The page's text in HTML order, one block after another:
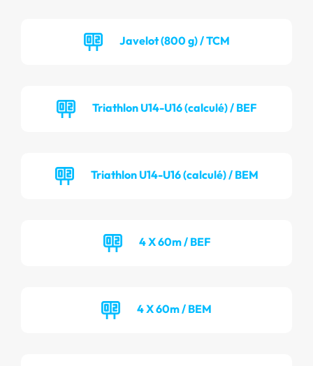
Javelot (800 g) / TCM
Triathlon U14-U16 (calculé) / BEF
Triathlon U14-U16 (calculé) / BEM
4 X 60m / BEF
4 X 60m / BEM